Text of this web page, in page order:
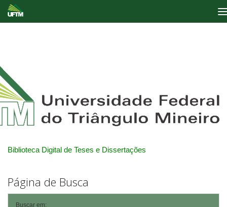
Biblioteca Digital de Teses e Dissertações
Página de Busca
Buscar em: